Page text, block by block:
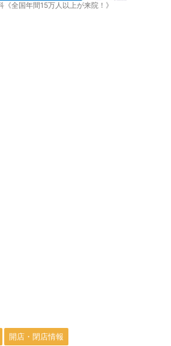
《全国年間15万人以上が来院！》
開店・閉店情報